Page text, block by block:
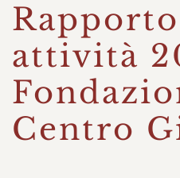
attività
Centro